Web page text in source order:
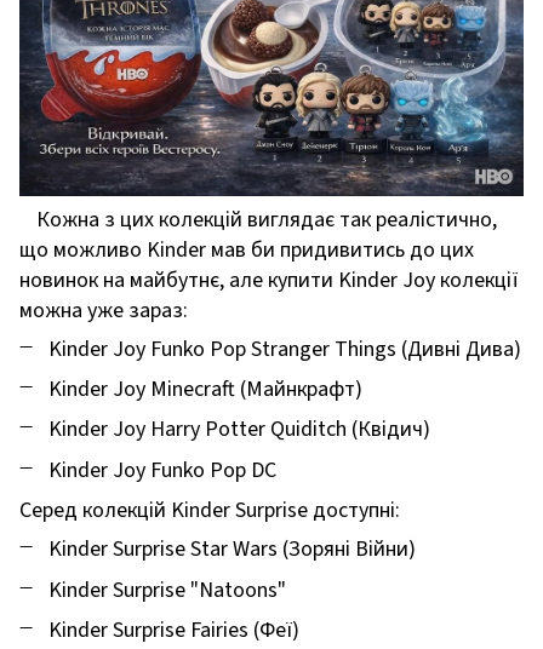
Кожна з цих колекцій виглядає так реалістично,
що можливо Kinder мав би придивитись до цих
новинок на майбутнє, але купити Kinder Joy колекції
можна уже зараз:
Kinder Joy Funko Pop Stranger Things (Дивні Дива)
Kinder Joy Minecraft (Майнкрафт)
Kinder Joy Harry Potter Quiditch (Квідич)
Kinder Joy Funko Pop DC
Серед колекцій Kinder Surprise доступні:
Kinder Surprise Star Wars (Зоряні Війни)
Kinder Surprise "Natoons"
Kinder Surprise Fairies (Феї)